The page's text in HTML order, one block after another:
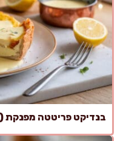
בנדיקט פריטטה מפנקת